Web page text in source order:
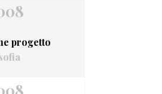
progetto